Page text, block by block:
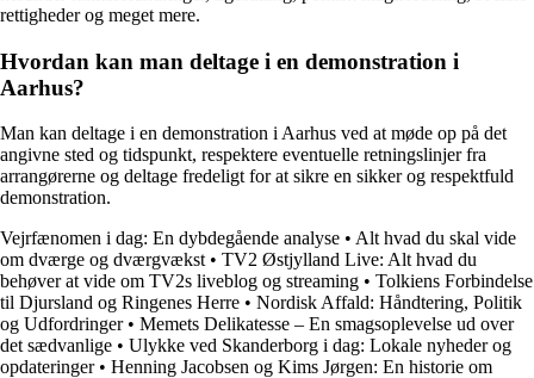
rettigheder og meget mere.
Hvordan kan man deltage i en demonstration i
Aarhus?
Man kan deltage i en demonstration i Aarhus ved at møde op på det
angivne sted og tidspunkt, respektere eventuelle retningslinjer fra
arrangørerne og deltage fredeligt for at sikre en sikker og respektfuld
demonstration.
Vejrfænomen i dag: En dybdegående analyse • Alt hvad du skal vide
om dværge og dværgvækst • TV2 Østjylland Live: Alt hvad du
behøver at vide om TV2s liveblog og streaming • Tolkiens Forbindelse
til Djursland og Ringenes Herre • Nordisk Affald: Håndtering, Politik
og Udfordringer• Memets Delikatesse – En smagsoplevelse ud over
det sædvanlige • Ulykke ved Skanderborg i dag: Lokale nyheder og
opdateringer• Henning Jacobsen og Kims Jørgen: En historie om